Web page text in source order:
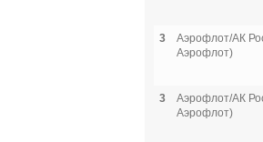
3
Аэрофлот/АК
Аэрофлот)
3
Аэрофлот/АК
Аэрофлот)